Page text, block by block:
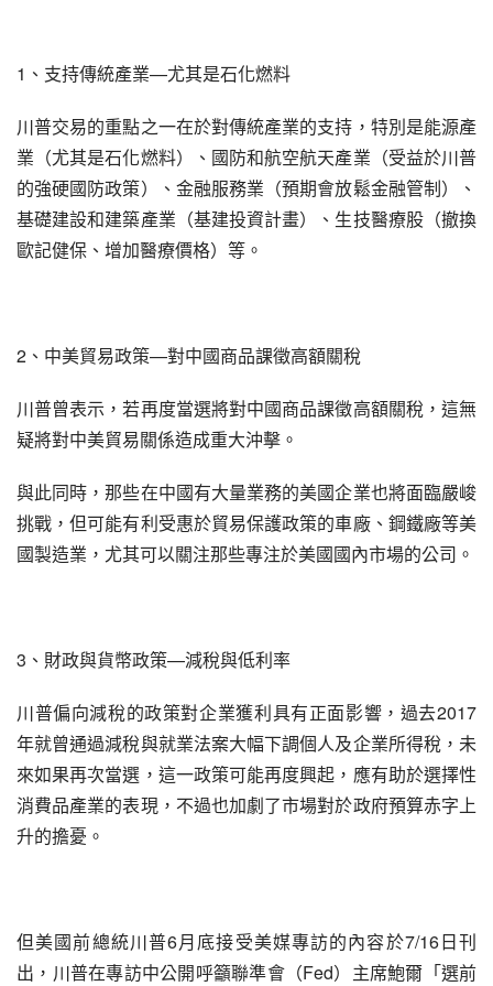
1、支持傳統產業—尤其是石化燃料
川普交易的重點之一在於對傳統產業的支持，特別是能源產
業（尤其是石化燃料）、國防和航空航天產業（受益於川普
的強硬國防政策）、金融服務業（預期會放鬆金融管制）、
基礎建設和建築產業（基建投資計畫）、生技醫療股（撤換
歐記健保、增加醫療價格）等。
2、中美貿易政策—對中國商品課徵高額關稅
川普曾表示，若再度當選將對中國商品課徵高額關稅，這無
疑將對中美貿易關係造成重大沖擊。
與此同時，那些在中國有大量業務的美國企業也將面臨嚴峻
挑戰，但可能有利受惠於貿易保護政策的車廠、鋼鐵廠等美
國製造業，尤其可以關注那些專注於美國國內市場的公司。
3、財政與貨幣政策—減稅與低利率
川普偏向減稅的政策對企業獲利具有正面影響，過去2017
年就曾通過減稅與就業法案大幅下調個人及企業所得稅，未
來如果再次當選，這一政策可能再度興起，應有助於選擇性
消費品產業的表現，不過也加劇了市場對於政府預算赤字上
升的擔憂。
但美國前總統川普6月底接受美媒專訪的內容於7/16日刊
出，川普在專訪中公開呼籲聯準會（Fed）主席鮑爾「選前